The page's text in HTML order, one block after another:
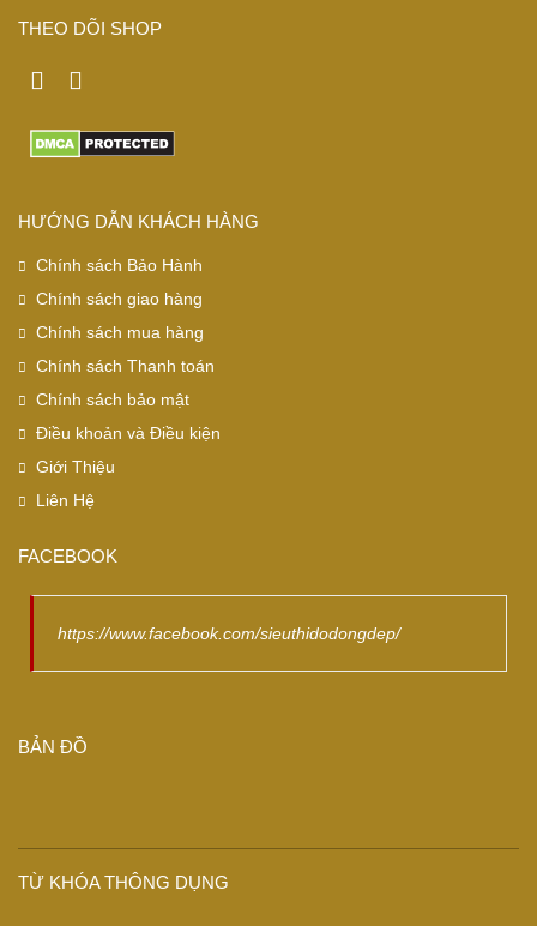
THEO DÕI SHOP
HƯỚNG DẪN KHÁCH HÀNG
Chính sách Bảo Hành
Chính sách giao hàng
Chính sách mua hàng
Chính sách Thanh toán
Chính sách bảo mật
Điều khoản và Điều kiện
Giới Thiệu
Liên Hệ
FACEBOOK
https://www.facebook.com/sieuthidodongdep/
BẢN ĐỒ
TỪ KHÓA THÔNG DỤNG